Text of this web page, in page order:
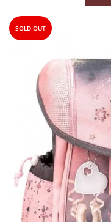
SOLD OUT